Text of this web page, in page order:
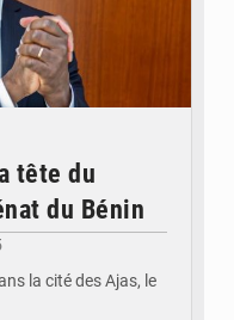
tête du
du Bénin
la cité des Ajas, le